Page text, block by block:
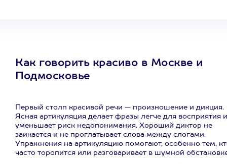
Как говорить красиво в Москве и
Подмосковье
Первый столп красивой речи — произношение и дикция.
Ясная артикуляция делает фразы легче для восприятия и
уменьшает риск недопонимания. Хороший диктор не
заикается и не проглатывает слова между слогами.
Упражнения на артикуляцию помогают, особенно тем,
часто торопится или разговаривает в шумной